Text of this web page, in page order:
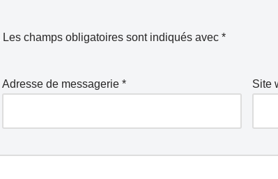
Les champs obligatoires sont indiqués avec *
Adresse de messagerie* Site